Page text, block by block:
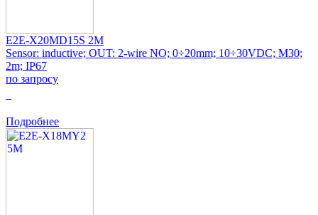
E2E-X20MD15S 2M
Sensor: inductive; OUT: 2-wire NO; 0÷20mm; 10÷30VDC; M30;
2m; IP67
по запросу
Подробнее